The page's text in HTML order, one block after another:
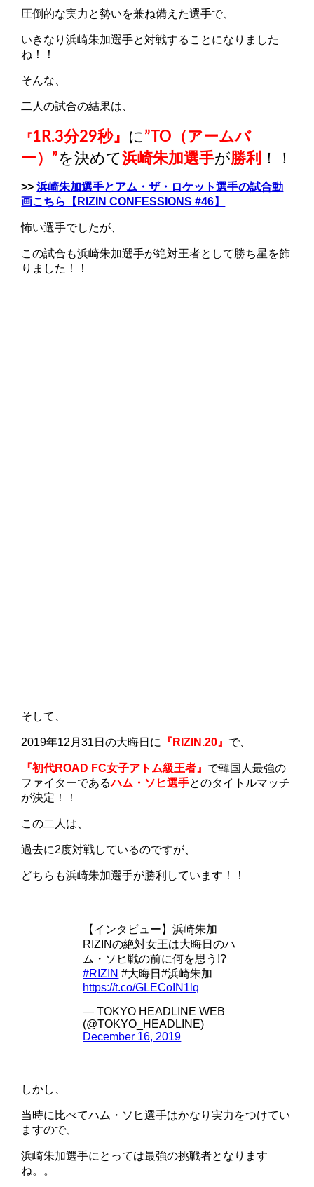
圧倒的な実力と勢いを兼ね備えた選手で、
いきなり浜崎朱加選手と対戦することになりました
ね！！
そんな、
二人の試合の結果は、
『 1R.3分29秒』 に”TO（アームバ
ー）”を決めて浜崎朱加選手が勝利 ！！
>> 浜崎朱加選手とアム・ザ・ロケット選手の試合動
画こちら【RIZIN CONFESSIONS #46】
怖い選手でしたが、
この試合も浜崎朱加選手が絶対王者として勝ち星を飾
りました！！
そして、
2019年12月31日の大晦日に 『RIZIN.20』 で、
『初代ROAD FC女子アトム級王者』 で韓国人最強の
ファイターであるハム・ソヒ選手とのタイトルマッチ
が決定！！
この二人は、
過去に2度対戦しているのですが、
どちらも浜崎朱加選手が勝利しています！！
【インタビュー】浜崎朱加
RIZINの絶対女王は大晦日のハ
ム・ソヒ戦の前に何を思う!?
#RIZIN #大晦日#浜崎朱加
https://t.co/GLECoIN1lq
— TOKYO HEADLINE WEB
(@TOKYO_HEADLINE)
December 16, 2019
しかし、
当時に比べてハム・ソヒ選手はかなり実力をつけてい
ますので、
浜崎朱加選手にとっては最強の挑戦者となります
ね。。